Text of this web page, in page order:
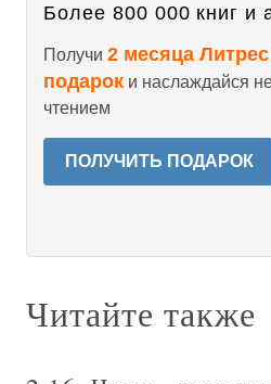
Более 800 000 книг и
Получи 2 месяца
подарок и наслаждайся
чтением
ПОЛУЧИТЬ ПОДАРОК
Читайте также